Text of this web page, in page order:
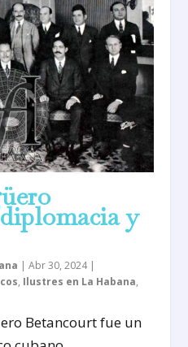
y
|Abr 30, 2024|
, Ilustres en La Habana,
Betancourt fue un